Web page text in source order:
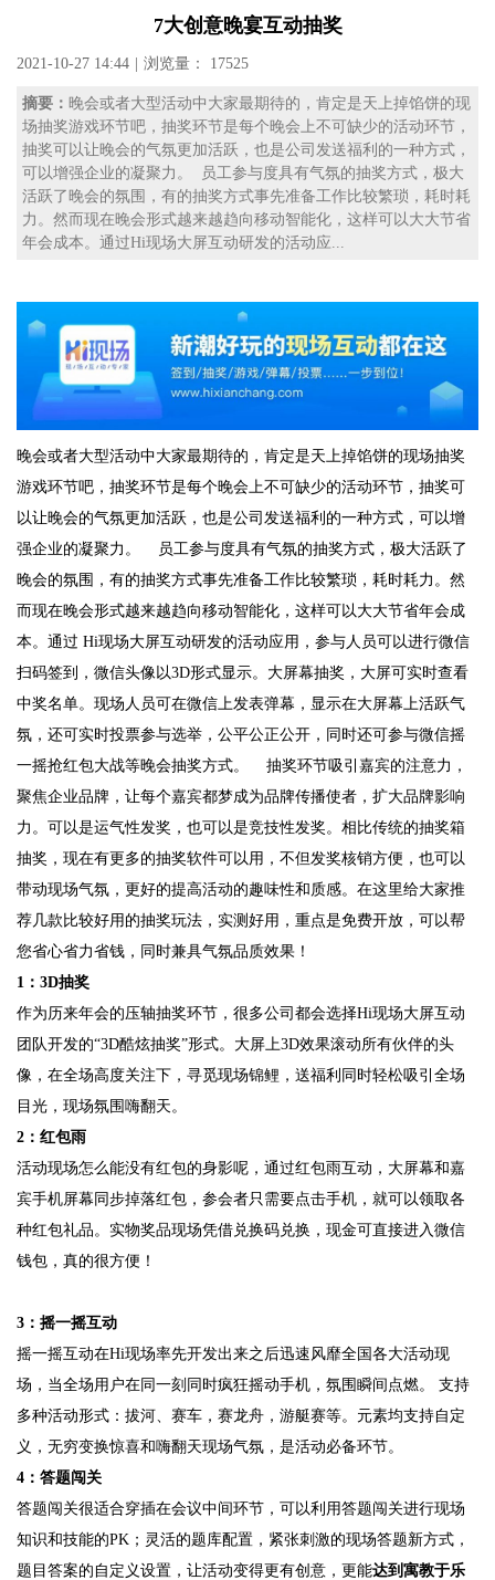
7大创意晚宴互动抽奖
2021-10-27 14:44 浏览量： 17525
摘要： 晚会或者大型活动中大家最期待的，肯定是天上掉馅饼的现
场抽奖游戏环节吧，抽奖环节是每个晚会上不可缺少的活动环节，
抽奖可以让晚会的气氛更加活跃，也是公司发送福利的一种方式，
可以增强企业的凝聚力。 员工参与度具有气氛的抽奖方式，极大
活跃了晚会的氛围，有的抽奖方式事先准备工作比较繁琐，耗时耗
力。然而现在晚会形式越来越趋向移动智能化，这样可以大大节省
年会成本。通过Hi现场大屏互动研发的活动应...
晚会或者大型活动中大家最期待的，肯定是天上掉馅饼的现场抽奖
游戏环节吧，抽奖环节是每个晚会上不可缺少的活动环节，抽奖可
以让晚会的气氛更加活跃，也是公司发送福利的一种方式，可以增
强企业的凝聚力。 员工参与度具有气氛的抽奖方式，极大活跃了
晚会的氛围，有的抽奖方式事先准备工作比较繁琐，耗时耗力。然
而现在晚会形式越来越趋向移动智能化，这样可以大大节省年会成
本。通过 Hi现场大屏互动研发的活动应用，参与人员可以进行微信
扫码签到，微信头像以3D形式显示。大屏幕抽奖，大屏可实时查看
中奖名单。现场人员可在微信上发表弹幕，显示在大屏幕上活跃气
氛，还可实时投票参与选举，公平公正公开，同时还可参与微信摇
一摇抢红包大战等晚会抽奖方式。 抽奖环节吸引嘉宾的注意力，
聚焦企业品牌，让每个嘉宾都梦成为品牌传播使者，扩大品牌影响
力。可以是运气性发奖，也可以是竞技性发奖。相比传统的抽奖箱
抽奖，现在有更多的抽奖软件可以用，不但发奖核销方便，也可以
带动现场气氛，更好的提高活动的趣味性和质感。在这里给大家推
荐几款比较好用的抽奖玩法，实测好用，重点是免费开放，可以帮
您省心省力省钱，同时兼具气氛品质效果！
1：3D抽奖
作为历来年会的压轴抽奖环节，很多公司都会选择Hi现场大屏互动
团队开发的“3D酷炫抽奖”形式。大屏上3D效果滚动所有伙伴的头
像，在全场高度关注下，寻觅现场锦鲤，送福利同时轻松吸引全场
目光，现场氛围嗨翻天。
2：红包雨
活动现场怎么能没有红包的身影呢，通过红包雨互动，大屏幕和嘉
宾手机屏幕同步掉落红包，参会者只需要点击手机，就可以领取各
种红包礼品。实物奖品现场凭借兑换码兑换，现金可直接进入微信
钱包，真的很方便！
3：摇一摇互动
摇一摇互动在Hi现场率先开发出来之后迅速风靡全国各大活动现
场，当全场用户在同一刻同时疯狂摇动手机，氛围瞬间点燃。 支持
多种活动形式：拔河、赛车，赛龙舟，游艇赛等。元素均支持自定
义，无穷变换惊喜和嗨翻天现场气氛，是活动必备环节。
4：答题闯关
答题闯关很适合穿插在会议中间环节，可以利用答题闯关进行现场
知识和技能的PK；灵活的题库配置，紧张刺激的现场答题新方式，
题目答案的自定义设置，让活动变得更有创意，更能达到寓教于乐